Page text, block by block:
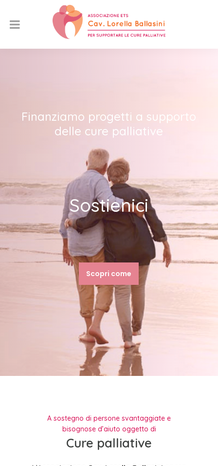
Sostienici
Scopri come
Finanziamo progetti a supporto
delle cure palliative
A sostegno di persone svantaggiate e
bisognose d’aiuto oggetto di
Cure palliative